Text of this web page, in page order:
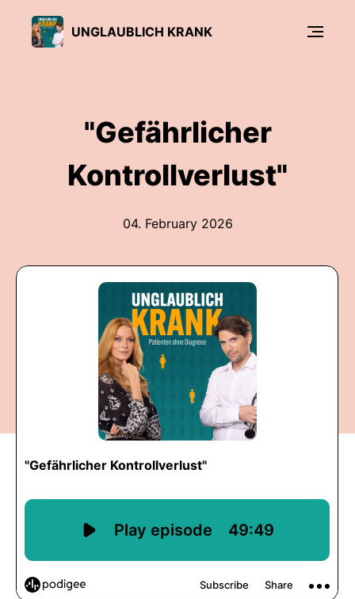
UNGLAUBLICH KRANK
"Gefährlicher
Kontrollverlust"
04. February 2026